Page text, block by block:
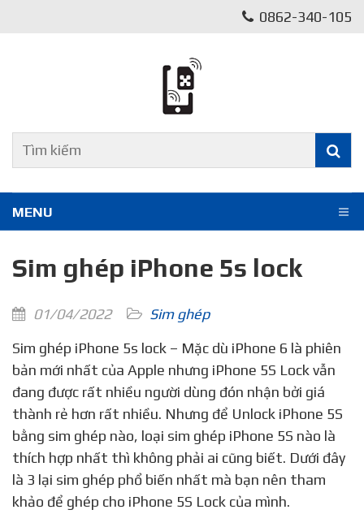
0862-340-105
MENU
Sim ghép iPhone 5s lock
01/04/2022
Sim ghép
Sim ghép iPhone 5s lock – Mặc dù iPhone 6 là phiên
bản mới nhất của Apple nhưng iPhone 5S Lock vẫn
đang được rất nhiều người dùng đón nhận bởi giá
thành rẻ hơn rất nhiều. Nhưng để Unlock iPhone 5S
bằng sim ghép nào, loại sim ghép iPhone 5S nào là
thích hợp nhất thì không phải ai cũng biết. Dưới đây
là 3 lại sim ghép phổ biến nhất mà bạn nên tham
khảo để ghép cho iPhone 5S Lock của mình.